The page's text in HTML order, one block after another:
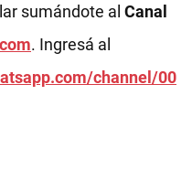
sumándote al Canal
. Ingresá al
channel/00